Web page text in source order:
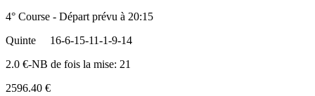
4° Course - Départ prévu à 20:15
Quinte
16-6-15-11-1-9-14
2.0 €-NB de fois la mise: 21
2596.40 €